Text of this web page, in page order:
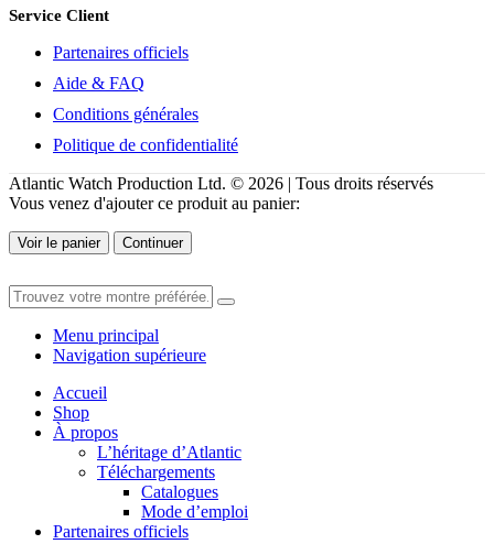
Service Client
Partenaires officiels
Aide & FAQ
Conditions générales
Politique de confidentialité
Atlantic Watch Production Ltd. © 2026 | Tous droits réservés
Vous venez d'ajouter ce produit au panier:
Voir le panier Continuer
Menu principal
Navigation supérieure
Accueil
Shop
À propos
L’héritage d’Atlantic
Téléchargements
Catalogues
Mode d’emploi
Partenaires officiels